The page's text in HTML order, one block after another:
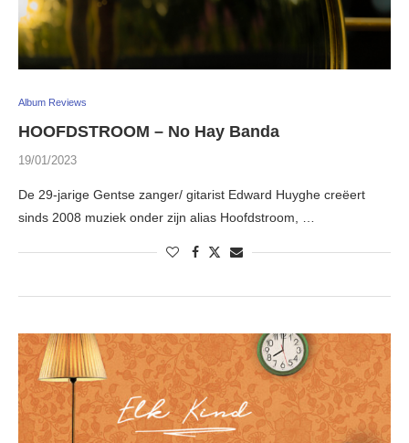
Album Reviews
HOOFDSTROOM – No Hay Banda
19/01/2023
De 29-jarige Gentse zanger/ gitarist Edward Huyghe creëert
sinds 2008 muziek onder zijn alias Hoofdstroom, …